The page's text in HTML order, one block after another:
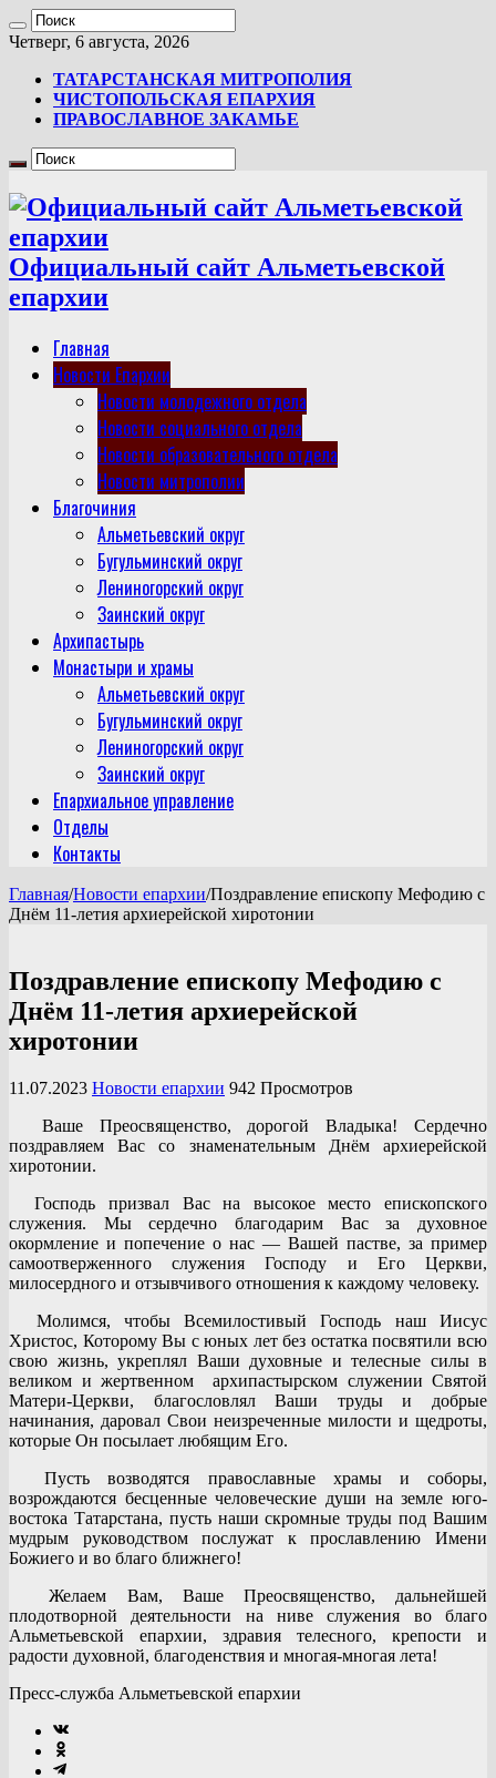
Четверг, 6 августа, 2026
ТАТАРСТАНСКАЯ МИТРОПОЛИЯ
ЧИСТОПОЛЬСКАЯ ЕПАРХИЯ
ПРАВОСЛАВНОЕ ЗАКАМЬЕ
Официальный сайт Альметьевской
епархии
Главная
Новости Епархии
Новости молодежного отдела
Новости социального отдела
Новости образовательного отдела
Новости митрополии
Благочиния
Альметьевский округ
Бугульминский округ
Лениногорский округ
Заинский округ
Архипастырь
Монастыри и храмы
Альметьевский округ
Бугульминский округ
Лениногорский округ
Заинский округ
Епархиальное управление
Отделы
Контакты
Главная/Новости епархии/Поздравление епископу Мефодию с
Днём 11-летия архиерейской хиротонии
Поздравление епископу Мефодию с
Днём 11-летия архиерейской
хиротонии
11.07.2023 Новости епархии 942 Просмотров
Ваше Преосвященство, дорогой Владыка! Сердечно
поздравляем Вас со знаменательным Днём архиерейской
хиротонии.
Господь призвал Вас на высокое место епископского
служения. Мы сердечно благодарим Вас за духовное
окормление и попечение о нас — Вашей пастве, за пример
самоотверженного служения Господу и Его Церкви,
милосердного и отзывчивого отношения к каждому человеку.
Молимся, чтобы Всемилостивый Господь наш Иисус
Христос, Которому Вы с юных лет без остатка посвятили всю
свою жизнь, укреплял Ваши духовные и телесные силы в
великом и жертвенном архипастырском служении Святой
Матери-Церкви, благословлял Ваши труды и добрые
начинания, даровал Свои неизреченные милости и щедроты,
которые Он посылает любящим Его.
Пусть возводятся православные храмы и соборы,
возрождаются бесценные человеческие души на земле юго-
востока Татарстана, пусть наши скромные труды под Вашим
мудрым руководством послужат к прославлению Имени
Божиего и во благо ближнего!
Желаем Вам, Ваше Преосвященство, дальнейшей
плодотворной деятельности на ниве служения во благо
Альметьевской епархии, здравия телесного, крепости и
радости духовной, благоденствия и многая-многая лета!
Пресс-служба Альметьевской епархии